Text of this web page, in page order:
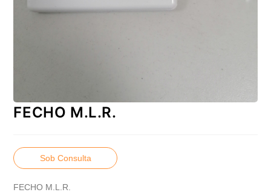
FECHO M.L.R.
Sob Consulta
FECHO M.L.R.